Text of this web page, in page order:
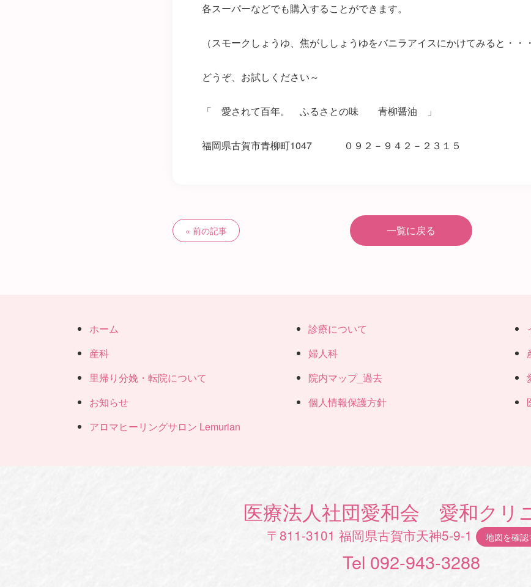
各スーパーなどでも購入することができます。
（スモークしょうゆ、焦がししょうゆをバニラアイスにかけてみると・・
どうぞ、お試しください～
「 愛されて百年。 ふるさとの味 青柳醤油 」
福岡県古賀市青柳町1047 ０９２－９４２－２３１５
前の記事 一覧に戻る
ホーム 診療について
産科
婦人科
里帰り分娩・転院について
院内マップ_過去
お知らせ
個人情報保護方針
アロマヒーリングサロン Lemurian
医療法人社団愛和会 愛和クリ
〒811-3101 福岡県古賀市天神5-9-1 地図を確認
Tel 092-943-3288